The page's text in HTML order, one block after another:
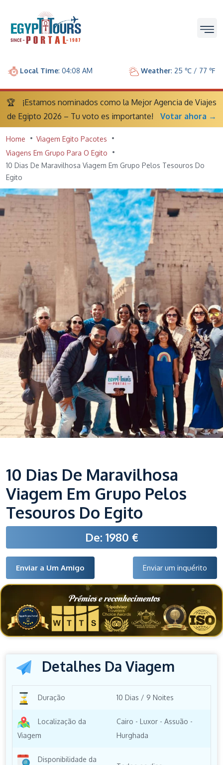
Local Time: 04:08 AM Weather: 25 ℃ / 77 ℉
🏆
¡Estamos nominados como la Mejor Agencia de Viajes
de Egipto 2026 – Tu voto es importante!
Votar ahora →
Home
Viagem Egito Pacotes
Viagens Em Grupo Para O Egito
10 Dias De Maravilhosa Viagem Em Grupo Pelos Tesouros Do
Egito
10 Dias De Maravilhosa
Viagem Em Grupo Pelos
Tesouros Do Egito
De: 1980 €
Enviar a Um Amigo Enviar um inquérito
Prémios e reconhecimentos
Detalhes Da Viagem
Duração 10 Dias / 9 Noites
Localização da
Viagem
Cairo - Luxor - Assuão -
Hurghada
Disponibilidade da